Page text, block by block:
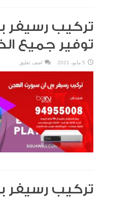
توفير جميع
5 مايو، 2021 اضف تعليق